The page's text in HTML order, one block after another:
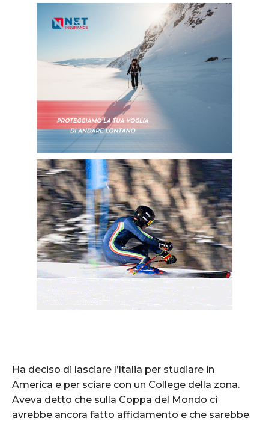
Ha deciso di lasciare l’Italia per studiare in
America e per sciare con un College della zona.
Aveva detto che sulla Coppa del Mondo ci
avrebbe ancora fatto affidamento e che sarebbe